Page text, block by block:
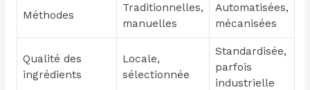
Méthodes
Traditionnelles,
manuelles
Automatisées,
mécanisées
Qualité des
ingrédients
Locale,
sélectionnée
Standardisée,
parfois
industrielle